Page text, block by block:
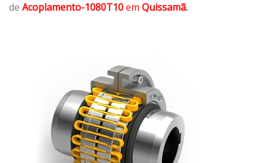
de Acoplamento-1080T10em Quissamã.